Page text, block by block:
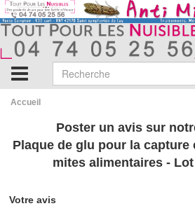
Accueil
Poster un avis sur
Plaque de glu pour la capture
mites alimentaires -
Votre avis